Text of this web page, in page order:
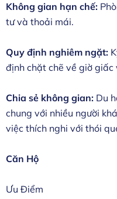
Không gian hạn chế:
tư và thoải mái.
Quy định nghiêm ngặt:
định chặt chẽ về giờ
Chia sẻ không gian: Du
chung với nhiều người
việc thích nghi với thói
Căn Hộ
Ưu Điểm